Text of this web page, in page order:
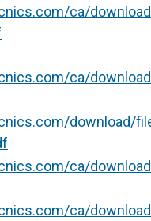
ca/
ca/
download/
ca/
ca/